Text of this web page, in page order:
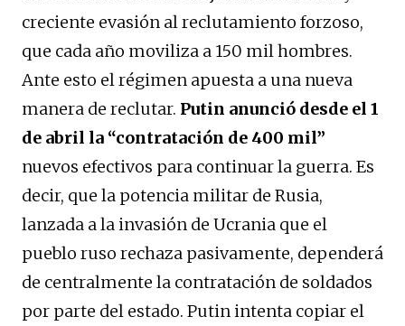
creciente evasión al reclutamiento forzoso,
que cada año moviliza a 150 mil hombres.
Ante esto el régimen apuesta a una nueva
manera de reclutar. Putin anunció desde el 1
de abril la “contratación de 400 mil”
nuevos efectivos para continuar la guerra. Es
decir, que la potencia militar de Rusia,
lanzada a la invasión de Ucrania que el
pueblo ruso rechaza pasivamente, dependerá
de centralmente la contratación de soldados
por parte del estado. Putin intenta copiar el